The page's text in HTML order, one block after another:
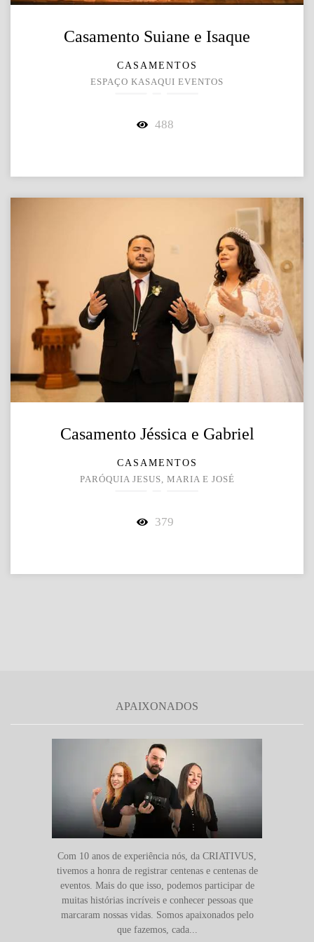
Casamento Suiane e Isaque
CASAMENTOS
ESPAÇO KASAQUI EVENTOS
488
Casamento Jéssica e Gabriel
CASAMENTOS
PARÓQUIA JESUS, MARIA E JOSÉ
379
APAIXONADOS
Com 10 anos de experiência nós, da CRIATIVUS,
tivemos a honra de registrar centenas e centenas de
eventos. Mais do que isso, podemos participar de
muitas histórias incríveis e conhecer pessoas que
marcaram nossas vidas. Somos apaixonados pelo
que fazemos, cada...